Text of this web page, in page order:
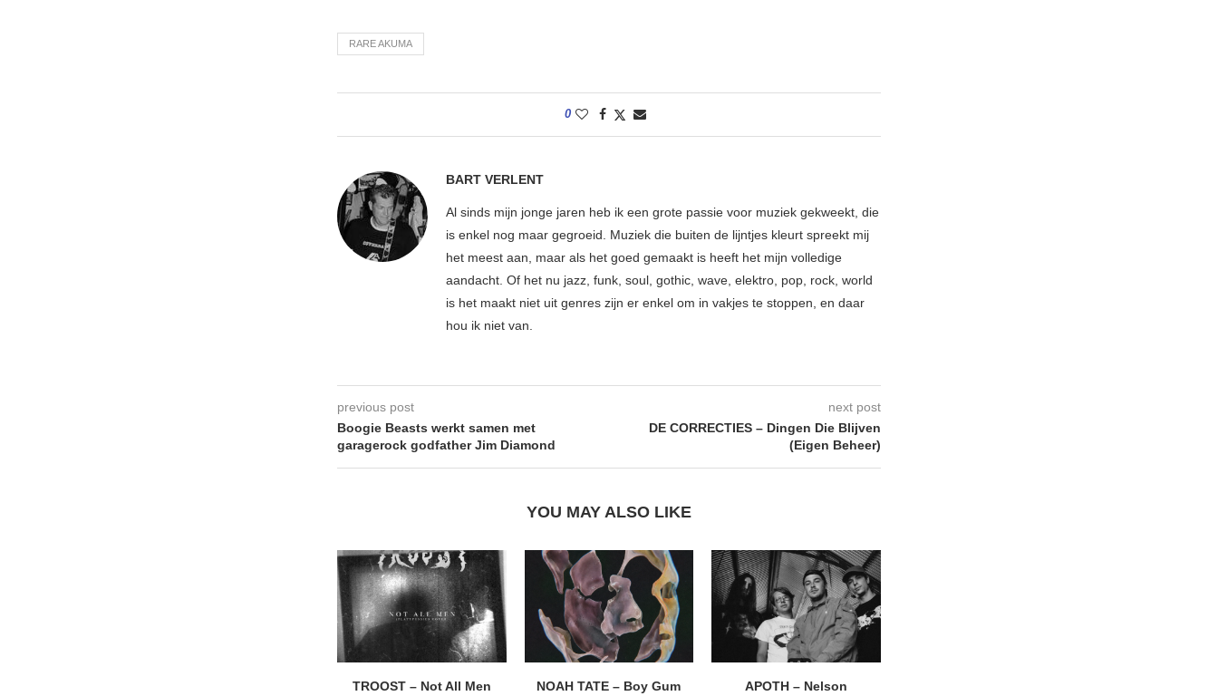
RARE AKUMA
0
BART VERLENT
Al sinds mijn jonge jaren heb ik een grote passie voor muziek gekweekt, die
is enkel nog maar gegroeid. Muziek die buiten de lijntjes kleurt spreekt mij
het meest aan, maar als het goed gemaakt is heeft het mijn volledige
aandacht. Of het nu jazz, funk, soul, gothic, wave, elektro, pop, rock, world
is het maakt niet uit genres zijn er enkel om in vakjes te stoppen, en daar
hou ik niet van.
previous post
Boogie Beasts werkt samen met
garagerock godfather Jim Diamond
next post
DE CORRECTIES – Dingen Die Blijven
(Eigen Beheer)
YOU MAY ALSO LIKE
TROOST – Not All Men NOAH TATE – Boy Gum APOTH – Nelson